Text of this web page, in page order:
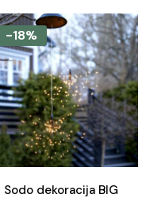
price
was:
€8.50.
price
is:
€6.50.
-18%
Sodo dekoracija BIG